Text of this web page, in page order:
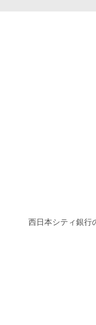
西日本シティ銀行